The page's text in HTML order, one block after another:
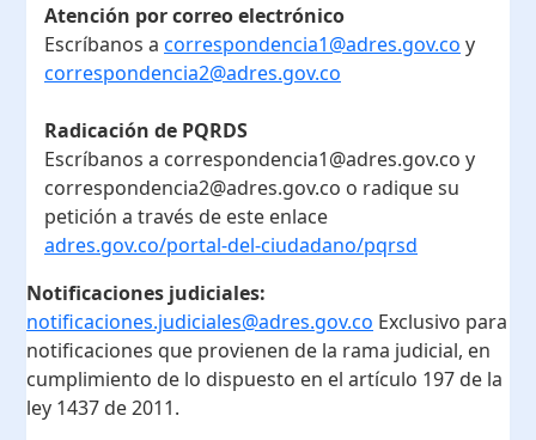
Atención por correo electrónico
Escríbanos a correspondencia1@adres.gov.co y
correspondencia2@adres.gov.co
Radicación de PQRDS
Escríbanos a correspondencia1@adres.gov.co y
correspondencia2@adres.gov.co o radique su
petición a través de este enlace
adres.gov.co/portal-del-ciudadano/pqrsd
Notificaciones judiciales:
notificaciones.judiciales@adres.gov.co Exclusivo para
notificaciones que provienen de la rama judicial, en
cumplimiento de lo dispuesto en el artículo 197 de la
ley 1437 de 2011.